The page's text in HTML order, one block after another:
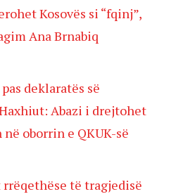
Kosovës si “fqinj”,
Ana Brnabiq
deklaratës së
Abazi i drejtohet
oborrin e QKUK-së
të tragjedisë